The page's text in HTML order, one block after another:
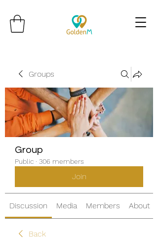
Groups
Group
Public · 306 members
Join
Discussion Media Members About
Back